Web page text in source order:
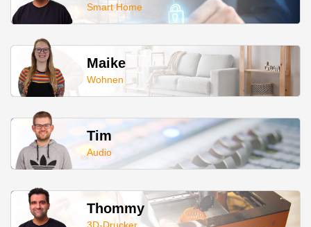
Smart Home
Maike
Wohnen
Tim
Audio
Thommy
3D-Drucker